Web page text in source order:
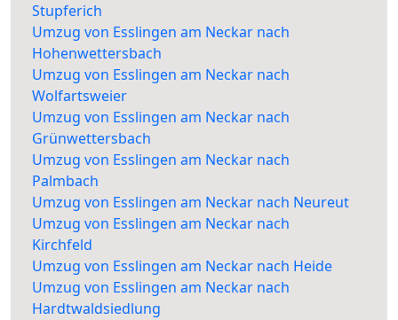
Stupferich
Umzug von Esslingen am Neckar nach
Hohenwettersbach
Umzug von Esslingen am Neckar nach
Wolfartsweier
Umzug von Esslingen am Neckar nach
Grünwettersbach
Umzug von Esslingen am Neckar nach
Palmbach
Umzug von Esslingen am Neckar nach Neureut
Umzug von Esslingen am Neckar nach
Kirchfeld
Umzug von Esslingen am Neckar nach Heide
Umzug von Esslingen am Neckar nach
Hardtwaldsiedlung